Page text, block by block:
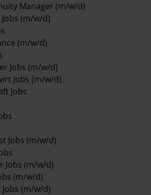
Manager (m/w/d)
(m/w/d)
(m/w/d)
Jobs (m/w/d)
Jobs (m/w/d)
Jobs
Jobs (m/w/d)
Jobs (m/w/d)
(m/w/d)
(m/w/d)